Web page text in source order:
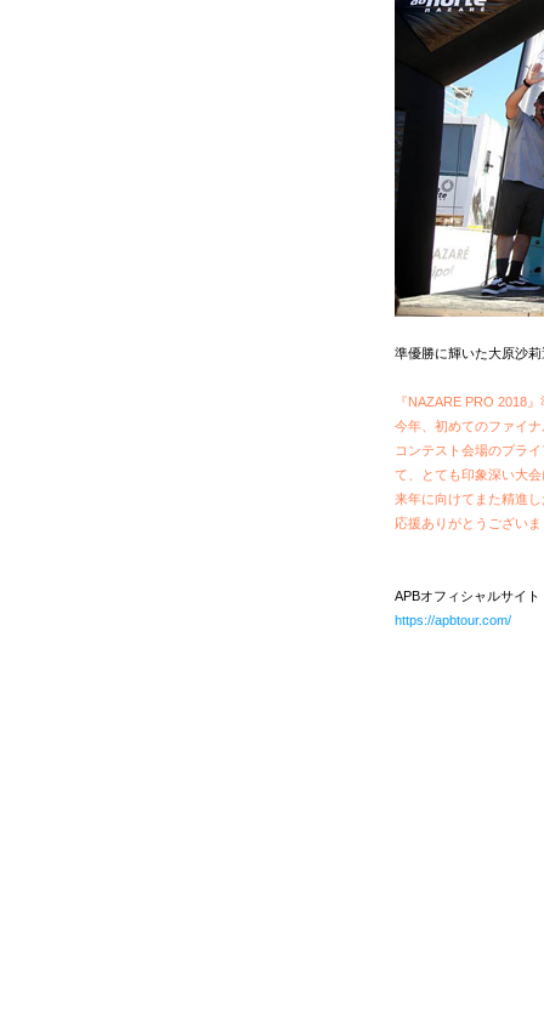
準優勝に輝いた大原沙
『NAZARE PRO 2018
今年、初めてのファイ
コンテスト会場のプラ
て、とても印象深い大
来年に向けてまた精進
応援ありがとうござい
APBオフィシャルサイト
https://apbtour.com/